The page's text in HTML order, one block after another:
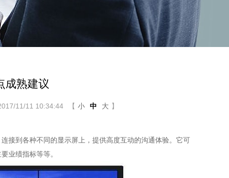
成熟建议
11/11 10:34:44 【 小 中 大 】
接到各种不同的显示屏上，提供高度互动的沟通体验。它可
业绩指标等等。